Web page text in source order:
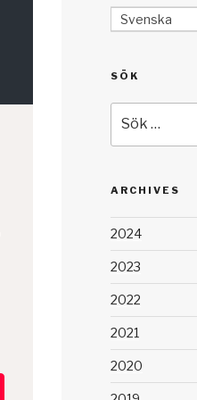
Svenska
SÖK
efter:
ARCHIVES
2024
2023
2022
2021
2020